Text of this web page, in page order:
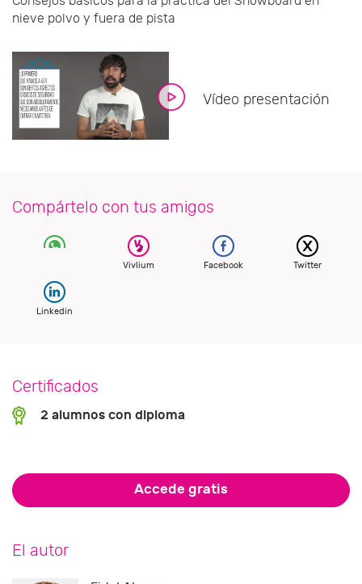
nieve polvo y fuera de pista
Vídeo presentación
Compártelo con tus amigos
Vivlium Facebook Twitter
Linkedin
Certificados
2 alumnos con diploma
Accede gratis
El autor